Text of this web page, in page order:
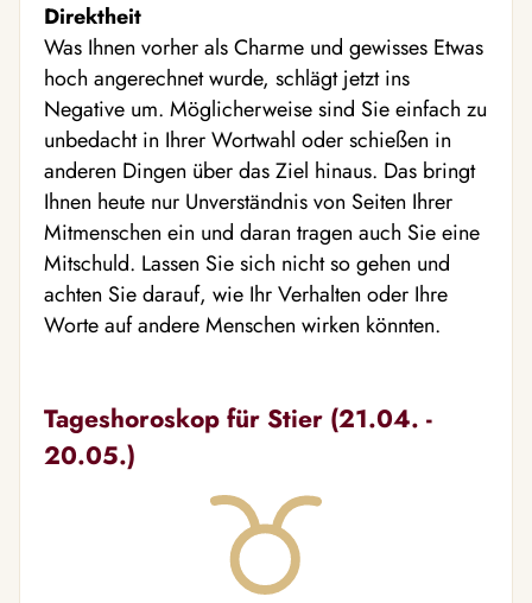
Direktheit
Was Ihnen vorher als Charme und gewisses Etwas
hoch angerechnet wurde, schlägt jetzt ins
Negative um. Möglicherweise sind Sie einfach zu
unbedacht in Ihrer Wortwahl oder schießen in
anderen Dingen über das Ziel hinaus. Das bringt
Ihnen heute nur Unverständnis von Seiten Ihrer
Mitmenschen ein und daran tragen auch Sie eine
Mitschuld. Lassen Sie sich nicht so gehen und
achten Sie darauf, wie Ihr Verhalten oder Ihre
Worte auf andere Menschen wirken könnten.
Tageshoroskop für Stier (21.04. -
20.05.)